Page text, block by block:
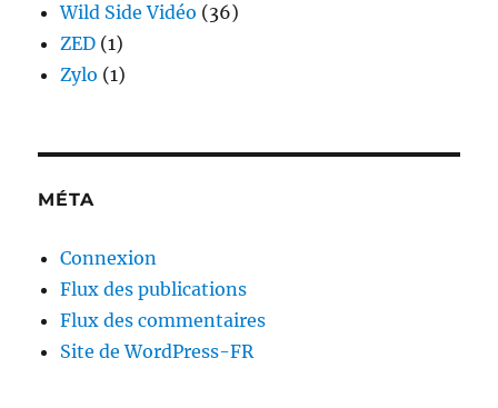
Wild Side Vidéo (36)
ZED (1)
Zylo (1)
MÉTA
Connexion
Flux des publications
Flux des commentaires
Site de WordPress-FR